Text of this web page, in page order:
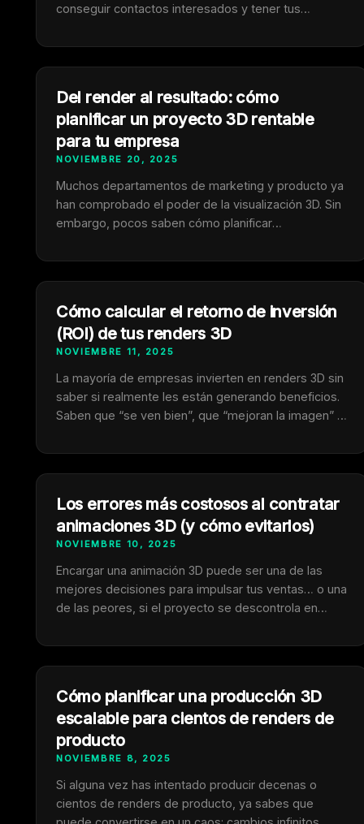
conseguir contactos interesados y tener tus
ambicioso, ¿verdad? Pues hoy es totalmente
posible gracias a la animación 3D profesional. Las
logran vender más rápido, reducir costes y …
Del render al resultado: cómo
planificar un proyecto 3D rentable
para tu empresa
NOVIEMBRE 20, 2025
Muchos departamentos de marketing y producto ya
han comprobado el poder de la visualización 3D. Sin
embargo, pocos saben cómo planificar
convierta en una pérdida de tiempo o en un gasto
difícil de justificar. Una buena planificación puede
genera imágenes …
Cómo calcular el retorno de inversión
(ROI) de tus renders 3D
NOVIEMBRE 11, 2025
La mayoría de empresas invierten en renders 3D sin
saber si realmente les están generando beneficios.
Saben que “se ven bien”, que “mejoran la imagen” o
realmente están devolviendo dinero. La buena
noticia es que sí se puede medir. Y cuando sabes
Los errores más costosos al contratar
animaciones 3D (y cómo evitarlos)
NOVIEMBRE 10, 2025
Encargar una animación 3D puede ser una de las
mejores decisiones para impulsar tus ventas… o una
de las peores, si el proyecto se descontrola en
creer que el riesgo está “en elegir un estudio barato
o caro”. Pero la realidad es otra: la mayoría de
Cómo planificar una producción 3D
escalable para cientos de renders de
producto
NOVIEMBRE 8, 2025
Si alguna vez has intentado producir decenas o
cientos de renders de producto, ya sabes que